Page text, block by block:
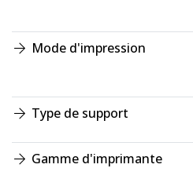
Mode d'impression
Type de support
Gamme d'imprimante